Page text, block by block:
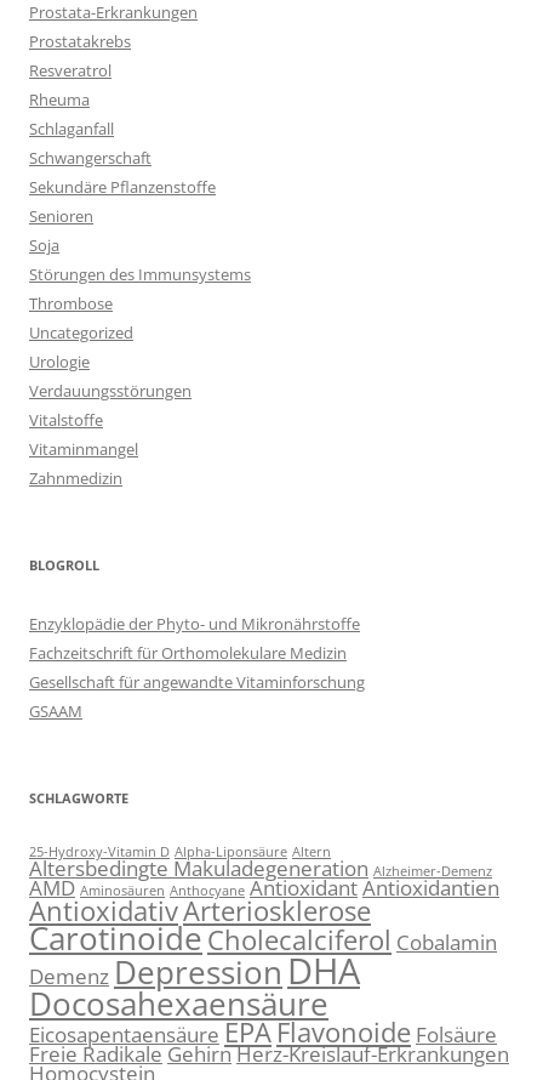
Prostata-Erkrankungen
Prostatakrebs
Resveratrol
Rheuma
Schlaganfall
Schwangerschaft
Sekundäre Pflanzenstoffe
Senioren
Soja
Störungen des Immunsystems
Thrombose
Uncategorized
Urologie
Verdauungsstörungen
Vitalstoffe
Vitaminmangel
Zahnmedizin
BLOGROLL
Enzyklopädie der Phyto- und Mikronährstoffe
Fachzeitschrift für Orthomolekulare Medizin
Gesellschaft für angewandte Vitaminforschung
GSAAM
SCHLAGWORTE
25-Hydroxy-Vitamin D Alpha-Liponsäure Altern
Altersbedingte Makuladegeneration Alzheimer-Demenz
AMD Aminosäuren Anthocyane AntioxidantAntioxidantien
AntioxidativArteriosklerose
CarotinoideCholecalciferol Cobalamin
Demenz DepressionDHA
Docosahexaensäure
Eicosapentaensäure EPAFlavonoide Folsäure
Freie RadikaleGehirnHerz-Kreislauf-Erkrankungen
Homocystein